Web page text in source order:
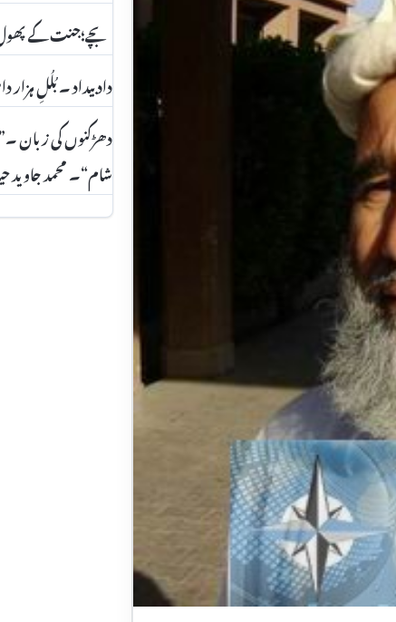
بچے؛جنت کے پھول
داد بیداد ۔ بُلُلِ
دھڑکنوں کی زبان
شام“۔ محمد جاوید